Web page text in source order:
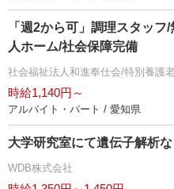
「週2から可」調理スタッ
人ホーム/社会保障完備
社会福祉法人和進奉仕会/特別養護
時給1,140円～
アルバイト・パート / 愛知県
大学研究室にて遺伝子解析
WDB株式会社